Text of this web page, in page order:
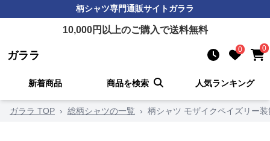
柄シャツ専門通販サイトガララ
10,000円以上のご購入で送料無料
ガララ 0 0
新着商品 商品を検索 人気ランキング
ガララ TOP › 総柄シャツの一覧 › 柄シャツ モザイクペイズリー